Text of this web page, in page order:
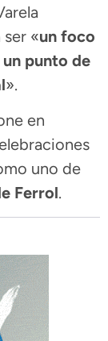
«un foco
punto de
».
en
uno de
Ferrol.